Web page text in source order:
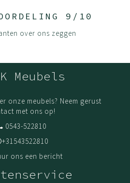
9/10
over ons zeggen
Meubels
onze meubels? Neem gerust
met ons op!
0543-522810
+31543522810
ons een bericht